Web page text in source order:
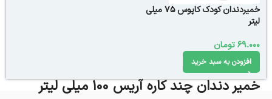
خمیردندان کودک کاپوس 75 میلی
لیتر
69.000تومان
افزودن به سبد خرید
خمیر دندان چند کاره آریس 100 میلی لیتر